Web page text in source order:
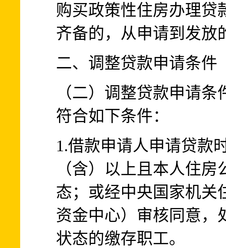
购买政策性住房办理贷
齐备的，从申请到发放
二、调整贷款申请条件
（二）调整贷款申请
符合如下条件：
1.借款申请人申请贷款
（含）以上且本人住
态；或经中央国家机关
资金中心）审核同意，
状态的缴存职工。